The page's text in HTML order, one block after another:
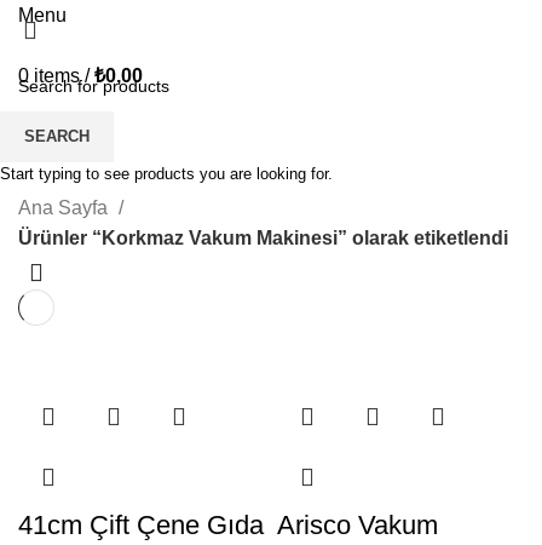
Menu
0 items / ₺0,00
CATEGORIES
Ana Sayfa
Ürünler “Korkmaz Vakum Makinesi” olarak etiketlendi
41cm Çift Çene Gıda Arisco Vakum
SEARCH
Start typing to see products you are looking for.